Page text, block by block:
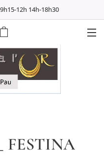
12h 14h-18h30
FESTINA